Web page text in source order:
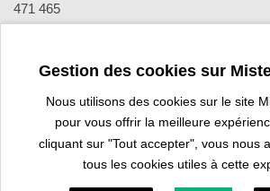
471 465
sav@mistersmoke.com ou par téléphone
lundi au vendredi de 9h à 17h.
Credit
Card
MasterCard
Apple
Pay
Bank
Transfer
Gestion des cookies sur
Nous utilisons des cookies sur le site
pour vous offrir la meilleure
cliquant sur "Tout accepter", vous nous
tous les cookies utiles à cette